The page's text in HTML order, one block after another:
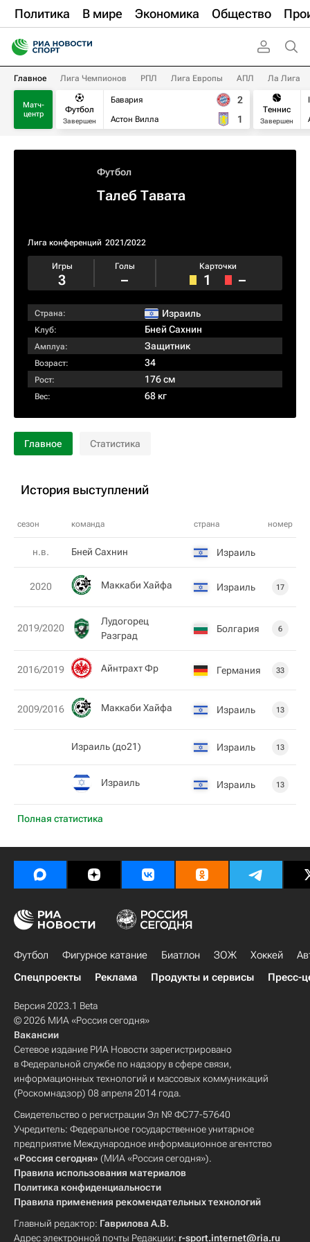
Политика В мире Экономика Общество
Главное Лига Чемпионов РПЛ Лига Европы АПЛ Ла Лига
Матч-
центр
Футбол
Завершен
Бавария
Астон Вилла
2
1
Теннис
Завершен
Футбол
Талеб Тавата
Лига конференций 2021/2022
Игры
3
Голы
–
Карточки
1 –
Страна: Израиль
Клуб: Бней Сахнин
Амплуа: Защитник
Возраст: 34
Рост: 176 см
Вес: 68 кг
Главное Статистика
История выступлений
сезон команда страна номер
Полная статистика
н.в. Бней Сахнин Израиль
2020 Маккаби Хайфа Израиль 17
2019/2020
Лудогорец
Разград
Болгария 6
2016/2019 Айнтрахт Фр Германия 33
2009/2016 Маккаби Хайфа Израиль 13
Израиль (до21) Израиль 13
Израиль Израиль 13
Футбол Фигурное катание Биатлон ЗОЖ Хоккей
Спецпроекты
Реклама Продукты и сервисы Пресс-
Версия 2023.1 Beta
© 2026 МИА «Россия сегодня»
Вакансии
Сетевое издание РИА Новости зарегистрировано
в Федеральной службе по надзору в сфере связи,
информационных технологий и массовых коммуникаций
(Роскомнадзор) 08 апреля 2014 года.
Свидетельство о регистрации Эл № ФС77-57640
Учредитель: Федеральное государственное унитарное
предприятие Международное информационное агентство
«Россия сегодня» (МИА «Россия сегодня»).
Правила использования материалов
Политика конфиденциальности
Правила применения рекомендательных технологий
Главный редактор: Гаврилова А.В.
Адрес электронной почты Редакции: r-sport.internet@ria.ru